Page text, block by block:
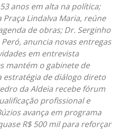
anos em alta na política;
Lindalva Maria, reúne
de obras; Dr. Serginho
anuncia novas entregas
em entrevista
mantém o gabinete de
de diálogo direto
da Aldeia recebe fórum
profissional e
avança em programa
R$ 500 mil para reforçar